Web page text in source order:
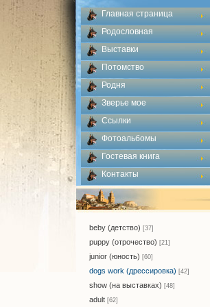
Главная страница
Родословная
Выставки
Потомство
Родня
Зверье мое
Ссылки
Фотоальбомы
Гостевая книга
Контакты
beby (детство) [37]
puppy (отрочество) [21]
junior (юность) [60]
dogs work (дрессировка) [42]
show (на выставках) [48]
adult [62]